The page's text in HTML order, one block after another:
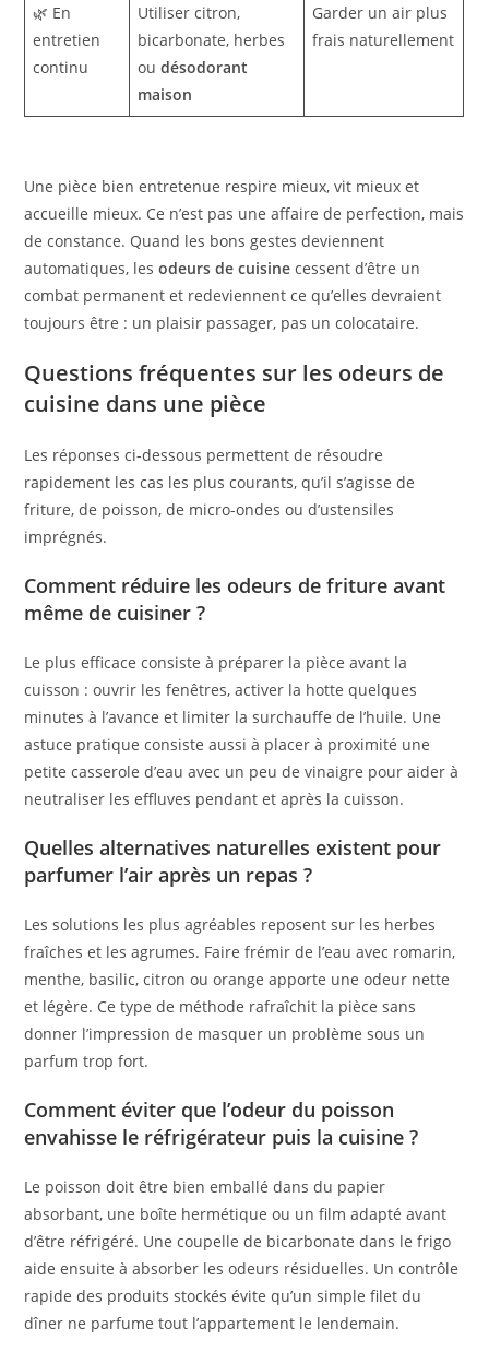
🌿 En
entretien
continu
Utiliser citron,
bicarbonate, herbes
oudésodorant
maison
Garder un air plus
frais naturellement
Une pièce bien entretenue respire mieux, vit mieux et
accueille mieux. Ce n’est pas une affaire de perfection, mais
de constance. Quand les bons gestes deviennent
automatiques, lesodeurs de cuisine cessent d’être un
combat permanent et redeviennent ce qu’elles devraient
toujours être : un plaisir passager, pas un colocataire.
Questions fréquentes sur les odeurs de
cuisine dans une pièce
Les réponses ci-dessous permettent de résoudre
rapidement les cas les plus courants, qu’il s’agisse de
friture, de poisson, de micro-ondes ou d’ustensiles
imprégnés.
Comment réduire les odeurs de friture avant
même de cuisiner ?
Le plus efficace consiste à préparer la pièce avant la
cuisson : ouvrir les fenêtres, activer la hotte quelques
minutes à l’avance et limiter la surchauffe de l’huile. Une
astuce pratique consiste aussi à placer à proximité une
petite casserole d’eau avec un peu de vinaigre pour aider à
neutraliser les effluves pendant et après la cuisson.
Quelles alternatives naturelles existent pour
parfumer l’air après un repas ?
Les solutions les plus agréables reposent sur les herbes
fraîches et les agrumes. Faire frémir de l’eau avec romarin,
menthe, basilic, citron ou orange apporte une odeur nette
et légère. Ce type de méthode rafraîchit la pièce sans
donner l’impression de masquer un problème sous un
parfum trop fort.
Comment éviter que l’odeur du poisson
envahisse le réfrigérateur puis la cuisine ?
Le poisson doit être bien emballé dans du papier
absorbant, une boîte hermétique ou un film adapté avant
d’être réfrigéré. Une coupelle de bicarbonate dans le frigo
aide ensuite à absorber les odeurs résiduelles. Un contrôle
rapide des produits stockés évite qu’un simple filet du
dîner ne parfume tout l’appartement le lendemain.